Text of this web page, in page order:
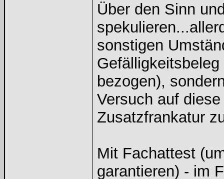
Über den Sinn
sonstigen
bezogen),
Versuch auf
Zusatzfrankatur
Mit Fachattest
garantieren) - im